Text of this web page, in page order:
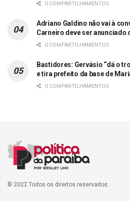
0 COMPARTILHAMENTOS
Adriano Galdino não vai à
Carneiro deve ser anunciado
0 COMPARTILHAMENTOS
Bastidores: Gervásio “dá o
e tira prefeito da base de
0 COMPARTILHAMENTOS
© 2022 Todos os direitos reservados.